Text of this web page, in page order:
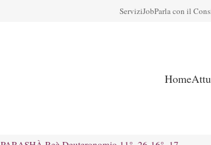
ServiziJobParla con il
Home